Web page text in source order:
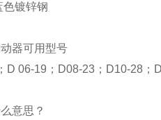
色镀锌钢
器可用型号
D 06-19；D08-23；D10-28；
意思？